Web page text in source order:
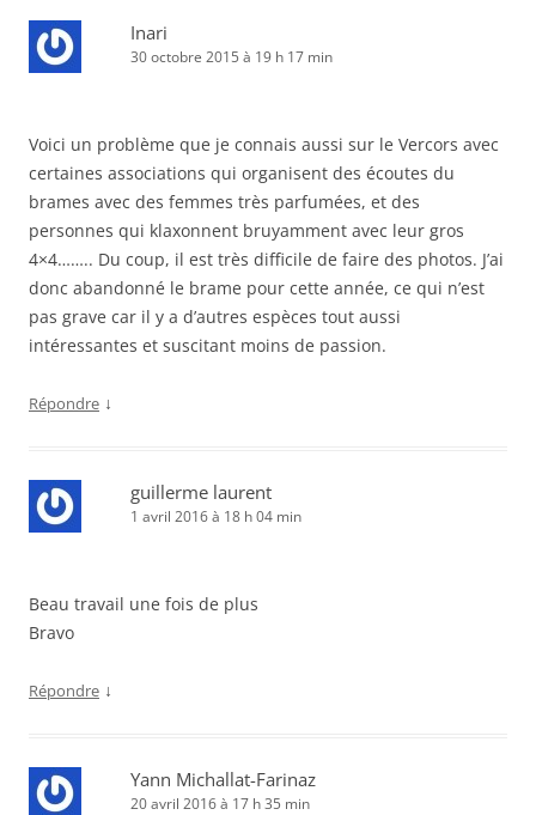
Inari
30 octobre 2015 à 19 h 17 min
Voici un problème que je connais aussi sur le Vercors avec
certaines associations qui organisent des écoutes du
brames avec des femmes très parfumées, et des
personnes qui klaxonnent bruyamment avec leur gros
4×4…….. Du coup, il est très difficile de faire des photos. J’ai
donc abandonné le brame pour cette année, ce qui n’est
pas grave car il y a d’autres espèces tout aussi
intéressantes et suscitant moins de passion.
Répondre ↓
guillerme laurent
1 avril 2016 à 18 h 04 min
Beau travail une fois de plus
Bravo
Répondre ↓
Yann Michallat-Farinaz
20 avril 2016 à 17 h 35 min